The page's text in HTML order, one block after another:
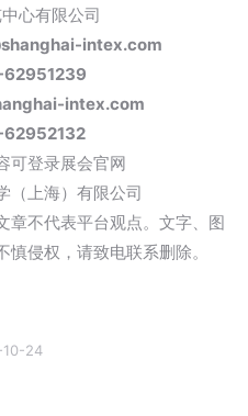
心有限公司
intex.com
62951239
intex.com
62952132
可登录展会官网
（上海）有限公司
章不代表平台观点。文字、图
侵权，请致电联系删除。
24